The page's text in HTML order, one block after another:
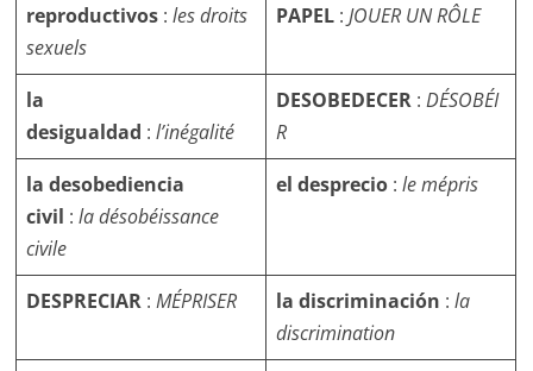
reproductivos :les droits
sexuels
PAPEL :JOUER UN RÔLE
la
desigualdad :l’inégalité
DESOBEDECER :DÉSOBÉI
R
la desobediencia
civil :la désobéissance
civile
el desprecio :le mépris
DESPRECIAR :MÉPRISER la discriminación :la
discrimination